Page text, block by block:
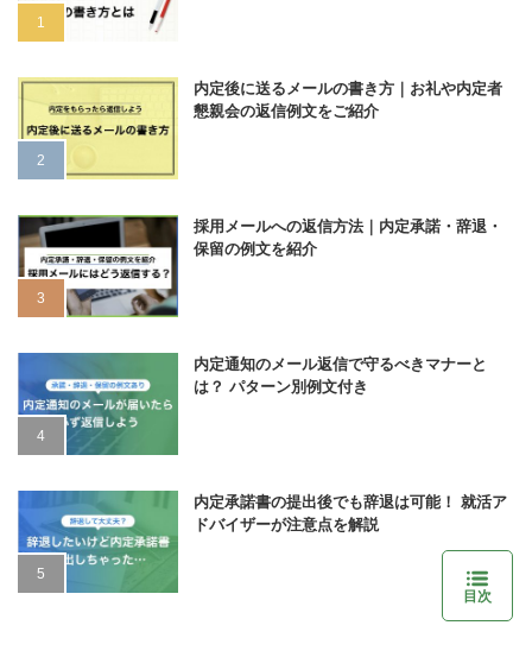
内定後に送るメールの書き方｜お礼や内定者
懇親会の返信例文をご紹介
採用メールへの返信方法｜内定承諾・辞退・
保留の例文を紹介
内定通知のメール返信で守るべきマナーと
は？ パターン別例文付き
内定承諾書の提出後でも辞退は可能！ 就活ア
ドバイザーが注意点を解説
目次